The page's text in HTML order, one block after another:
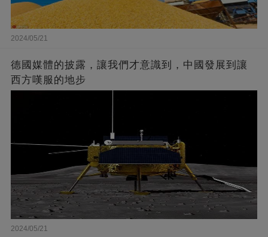
2024/05/21
德國媒體的披露，讓我們才意識到，中國發展到讓
西方嘆服的地步
2024/05/21